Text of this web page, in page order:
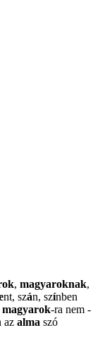
, magyaroknak,
nt, szán, színben
magyarok-ra nem -
az alma szó